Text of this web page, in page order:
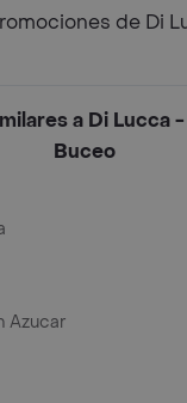
de Di
a Di Lucca -
Buceo
Azucar